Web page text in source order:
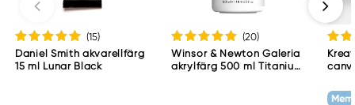
(15)
Daniel Smith akvarellfärg
15 ml Lunar Black
(20)
Winsor & Newton Galeria
akrylfärg 500 ml Titanium
g/m²